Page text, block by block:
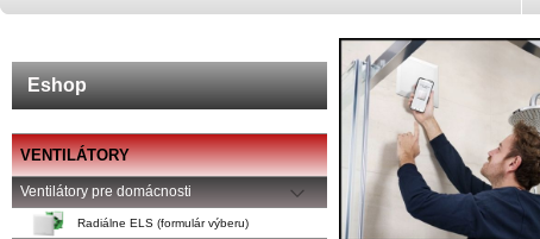
Eshop
VENTILÁTORY
Ventilátory pre domácnosti
Radiálne ELS (formulár výberu)